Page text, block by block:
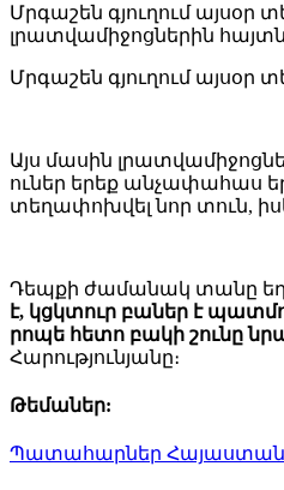
Մրգաշեն գյուղում
լրատվամիջոցներին
Մրգաշեն գյուղում
Այս մասին
ուներ երեք անչափահաս
տեղափոխվել նոր տուն,
Դեպքի ժամանակ տանը եղել
է, կցկտուր բաներ է
րոպե հետո բակի շունը
Հարությունյանը։
Թեմաներ:
Պատահարներ Հայաստան